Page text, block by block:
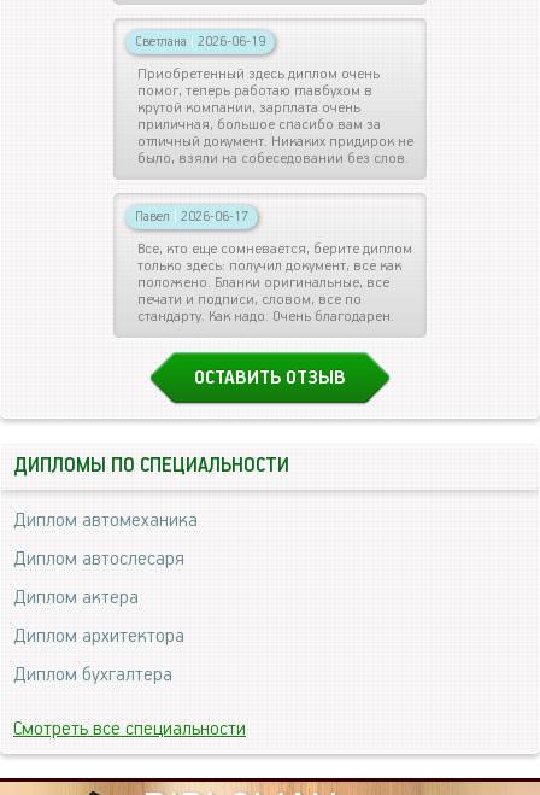
Светлана | 2026-06-19
Приобретенный здесь диплом очень
помог, теперь работаю главбухом в
крутой компании, зарплата очень
приличная, большое спасибо вам за
отличный документ. Никаких придирок не
было, взяли на собеседовании без слов.
Павел | 2026-06-17
Все, кто еще сомневается, берите диплом
только здесь: получил документ, все как
положено. Бланки оригинальные, все
печати и подписи, словом, все по
стандарту. Как надо. Очень благодарен.
ОСТАВИТЬ ОТЗЫВ
ДИПЛОМЫ ПО СПЕЦИАЛЬНОСТИ
Диплом автомеханика
Диплом автослесаря
Диплом актера
Диплом архитектора
Диплом бухгалтера
Смотреть все специальности